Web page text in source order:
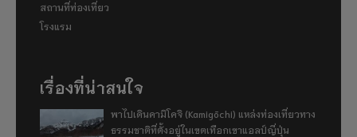
สถานที่ท่องเที่ยว
โรงแรม
เรื่องที่น่าสนใจ
พาไปเดินคามิโคจิ (Kamigōchi) แหล่งท่องเที่ยวทาง
ธรรมชาติที่ตั้งอยู่ในเขตเทือกเขาแอลป์ญี่ปุ่น